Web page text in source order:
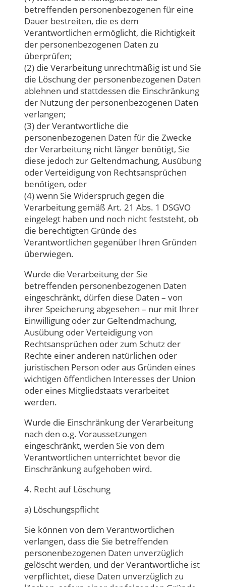
betreffenden personenbezogenen für eine
Dauer bestreiten, die es dem
Verantwortlichen ermöglicht, die Richtigkeit
der personenbezogenen Daten zu
überprüfen;
(2) die Verarbeitung unrechtmäßig ist und Sie
die Löschung der personenbezogenen Daten
ablehnen und stattdessen die Einschränkung
der Nutzung der personenbezogenen Daten
verlangen;
(3) der Verantwortliche die
personenbezogenen Daten für die Zwecke
der Verarbeitung nicht länger benötigt, Sie
diese jedoch zur Geltendmachung, Ausübung
oder Verteidigung von Rechtsansprüchen
benötigen, oder
(4) wenn Sie Widerspruch gegen die
Verarbeitung gemäß Art. 21 Abs. 1 DSGVO
eingelegt haben und noch nicht feststeht, ob
die berechtigten Gründe des
Verantwortlichen gegenüber Ihren Gründen
überwiegen.
Wurde die Verarbeitung der Sie
betreffenden personenbezogenen Daten
eingeschränkt, dürfen diese Daten – von
ihrer Speicherung abgesehen – nur mit Ihrer
Einwilligung oder zur Geltendmachung,
Ausübung oder Verteidigung von
Rechtsansprüchen oder zum Schutz der
Rechte einer anderen natürlichen oder
juristischen Person oder aus Gründen eines
wichtigen öffentlichen Interesses der Union
oder eines Mitgliedstaats verarbeitet
werden.
Wurde die Einschränkung der Verarbeitung
nach den o.g. Voraussetzungen
eingeschränkt, werden Sie von dem
Verantwortlichen unterrichtet bevor die
Einschränkung aufgehoben wird.
4. Recht auf Löschung
a) Löschungspflicht
Sie können von dem Verantwortlichen
verlangen, dass die Sie betreffenden
personenbezogenen Daten unverzüglich
gelöscht werden, und der Verantwortliche ist
verpflichtet, diese Daten unverzüglich zu